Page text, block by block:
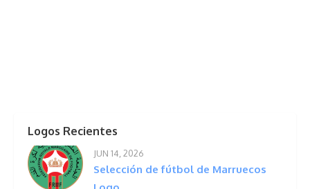
Logos Recientes
JUN 14, 2026
Selección de fútbol de Marruecos